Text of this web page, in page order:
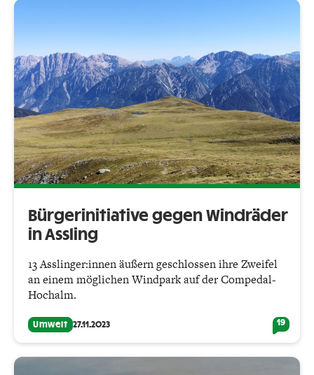
Bürgerinitiative gegen Windräder
in Assling
13 Asslinger:innen äußern geschlossen ihre Zweifel
an einem möglichen Windpark auf der Compedal-
Hochalm.
Umwelt 27.11.2023 19